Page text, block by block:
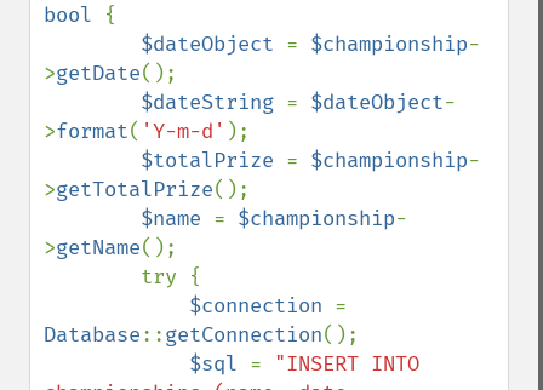
bool {
$dateObject = $championship-
>getDate();
$dateString = $dateObject-
>format( 'Y-m-d' );
$totalPrize = $championship-
>getTotalPrize();
$name = $championship-
>getName();
$connection
Database::getConnection();
$sql = "INSERT INTO